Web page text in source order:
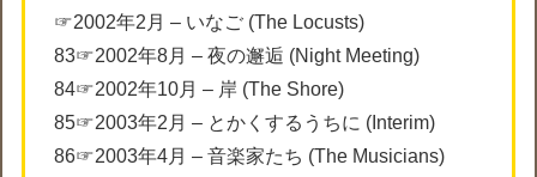
☞2002年2月 – いなご (The Locusts)
83☞2002年8月 – 夜の邂逅 (Night Meeting)
84☞2002年10月 – 岸 (The Shore)
85☞2003年2月 – とかくするうちに (Interim)
86☞2003年4月 – 音楽家たち (The Musicians)